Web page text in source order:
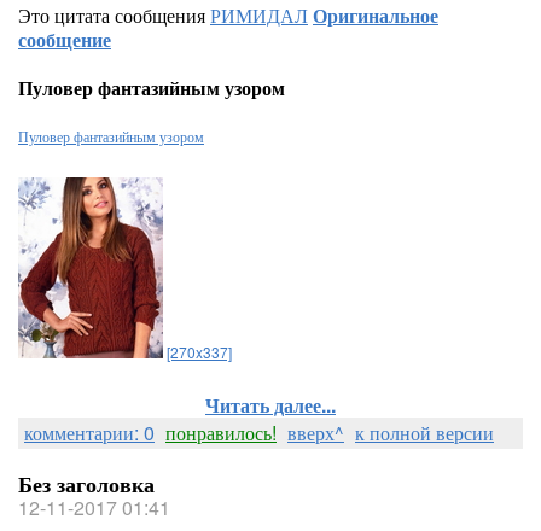
Это цитата сообщенияРИМИДАЛОригинальное
сообщение
Пуловер фантазийным узором
Пуловер фантазийным узором
[270x337]
Читать далее...
комментарии: 0 понравилось! вверх^ к полной версии
Без заголовка
12-11-2017 01:41